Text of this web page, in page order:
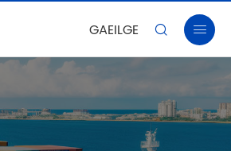
GAEILGE  